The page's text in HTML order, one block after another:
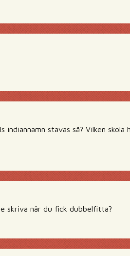
indiannamn stavas så? Vilken
skriva när du fick dubbelfitta?